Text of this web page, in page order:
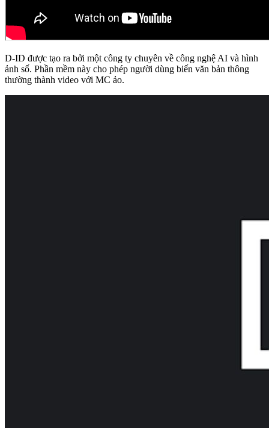
D-ID được tạo ra bởi một công ty chuyên về công nghệ AI và hình
ảnh số. Phần mềm này cho phép người dùng biến văn bản thông
thường thành video với MC ảo.